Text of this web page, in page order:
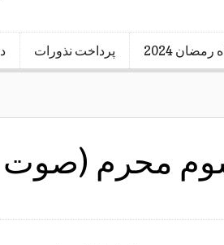
پرداخت نذورات 2024
محرم (صوت